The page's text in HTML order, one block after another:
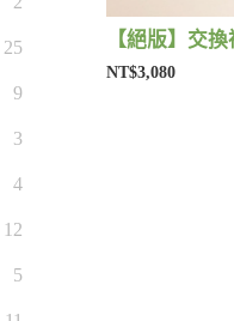
25
9
3
4
12
5
NT$3,080